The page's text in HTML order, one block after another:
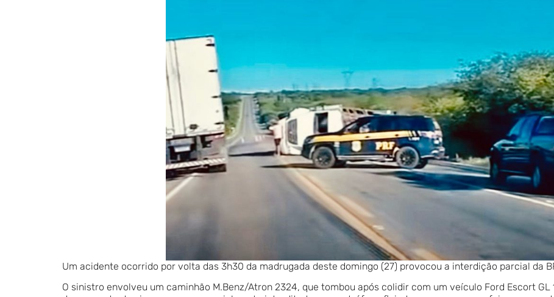
Um acidente ocorrido por volta das 3h30 da madrugada deste domingo (27) provocou a interdição parcial da
O sinistro envolveu um caminhão M.Benz/Atron 2324, que tombou após colidir com um veículo Ford Escort